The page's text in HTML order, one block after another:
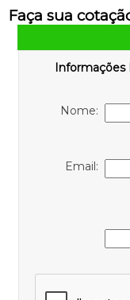
Faça sua
Informações
Nome:
Email: